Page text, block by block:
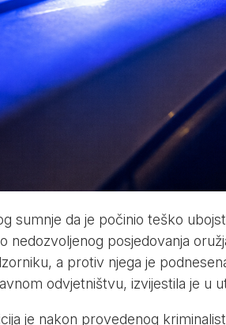
sumnje da je počinio teško
nedozvoljenog posjedovanja
a protiv njega je
odvjetništvu, izvijestila je u
je nakon provedenog